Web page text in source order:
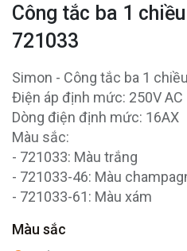
Công tắc ba 1
721033
Simon - Công tắc ba 1
Điện áp định mức: 250V AC
Dòng điện định mức: 16AX
Màu sắc:
- 721033: Màu trắng
- 721033-46: Màu
- 721033-61: Màu xám
Màu sắc